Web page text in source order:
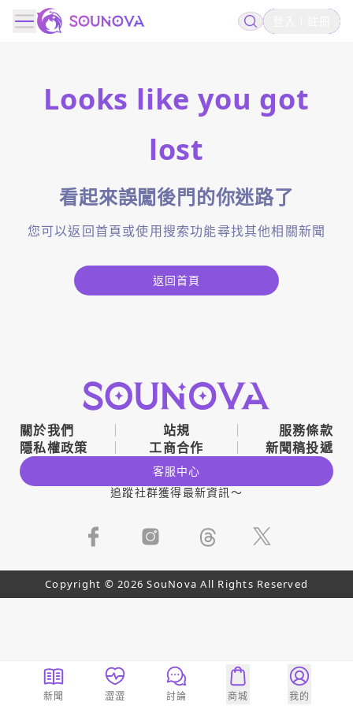
Looks like you got
lost
看起來誤闖後門的你迷路了
您可以返回首頁或使用搜索功能尋找其他相關新聞
返回首頁
關於我們 站規
服務條款
隱私權政策
工商合作 新聞稿投遞
客服中心
追蹤社群獲得最新資訊～
Copyright © 2026 SouNova All Rights Reserved
新聞 澀澀 討論 商城 我的